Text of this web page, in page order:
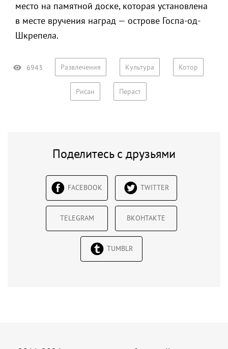
место на памятной доске, которая установлена
в месте вручения наград — острове Госпа-од-
Шкрепела.
6943 Развлечения Культура Котор
Рисан Пераст
Поделитесь с друзьями
FACEBOOK TWITTER
TELEGRAM ВКОНТАКТЕ
TUMBLR